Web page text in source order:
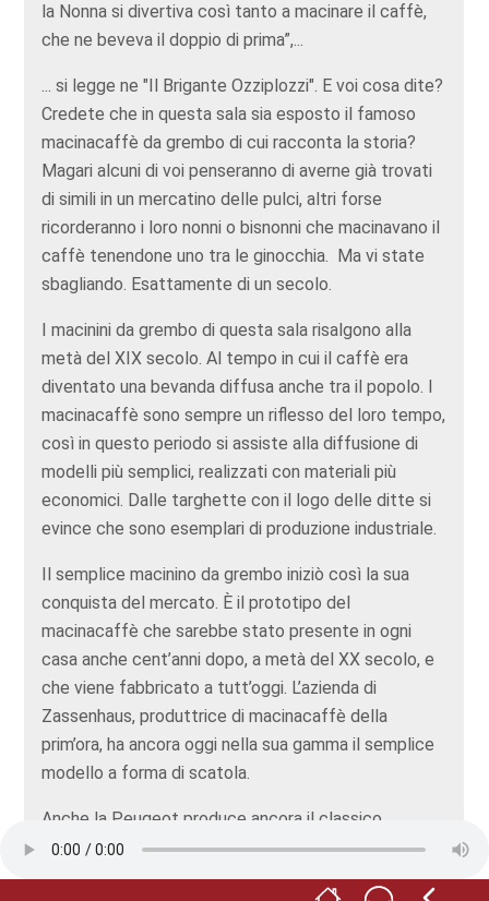
la Nonna si divertiva così tanto a macinare il caffè,
che ne beveva il doppio di prima”,...
... si legge ne "Il Brigante Ozziplozzi". E voi cosa dite?
Credete che in questa sala sia esposto il famoso
macinacaffè da grembo di cui racconta la storia?
Magari alcuni di voi penseranno di averne già trovati
di simili in un mercatino delle pulci, altri forse
ricorderanno i loro nonni o bisnonni che macinavano il
caffè tenendone uno tra le ginocchia. Ma vi state
sbagliando. Esattamente di un secolo.
I macinini da grembo di questa sala risalgono alla
metà del XIX secolo. Al tempo in cui il caffè era
diventato una bevanda diffusa anche tra il popolo. I
macinacaffè sono sempre un riflesso del loro tempo,
così in questo periodo si assiste alla diffusione di
modelli più semplici, realizzati con materiali più
economici. Dalle targhette con il logo delle ditte si
evince che sono esemplari di produzione industriale.
Il semplice macinino da grembo iniziò così la sua
conquista del mercato. È il prototipo del
macinacaffè che sarebbe stato presente in ogni
casa anche cent’anni dopo, a metà del XX secolo, e
che viene fabbricato a tutt’oggi. L’azienda di
Zassenhaus, produttrice di macinacaffè della
prim’ora, ha ancora oggi nella sua gamma il semplice
modello a forma di scatola.
Anche la Peugeot produce ancora il classico
macinacaffè in legno a forma di scatola. Proprio
così, la stessa azienda che è principalmente nota